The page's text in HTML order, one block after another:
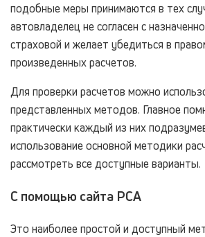
подобные меры принимаются в тех
автовладелец не согласен с
страховой и желает убедиться в
произведенных расчетов.
Для проверки расчетов можно
представленных методов. Главное
практически каждый из них
использование основной методики
рассмотреть все доступные варианты.
С помощью сайта РСА
Это наиболее простой и доступный